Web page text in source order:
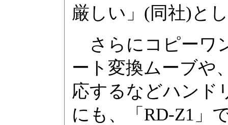
厳しい」(同社)と
さらにコピーワ
ート変換ムーブや
応するなどハンド
にも、「RD-Z1」